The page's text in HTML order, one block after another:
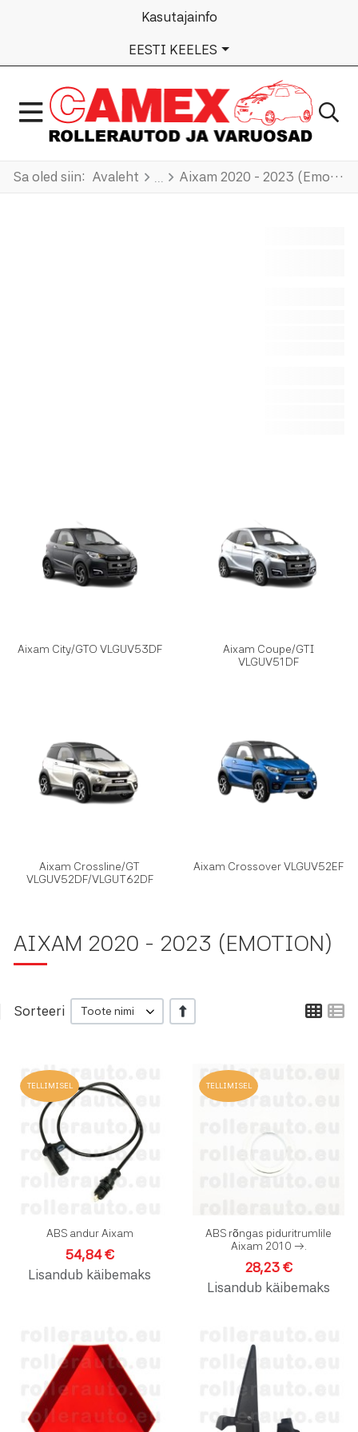
Kasutajainfo
VALI KEEL
EESTI KEELES
Sa oled siin: Avaleht Aixam 2020 - 2023 (Emotion)
Aixam City/GTO VLGUV53DF
Aixam Coupe/GTI
VLGUV51DF
Aixam Crossline/GT
VLGUV52DF/VLGUT62DF
Aixam Crossover VLGUV52EF
AIXAM 2020 - 2023 (EMOTION)
Sorteeri Toote nimi +/-
TELLIMISEL Lisa soovinimekirja
ABS andur Aixam
54,84 €
Lisandub käibemaks
TELLIMISEL
ABS rõngas piduritrumlile
Aixam 2010 →.
28,23 €
Lisandub käibemaks
Lisa soovinimekirja
Lisa võrdlusesse